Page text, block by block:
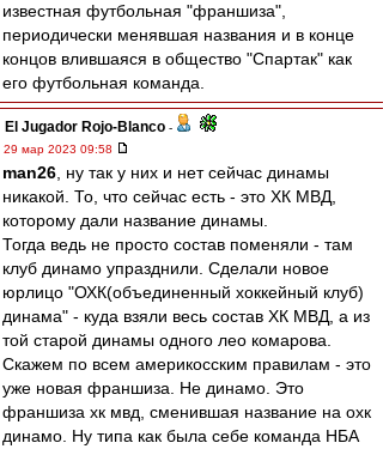
известная футбольная "франшиза",
периодически менявшая названия и в конце
концов влившаяся в общество "Спартак" как
его футбольная команда.
El Jugador Rojo-Blanco -
29 мар 2023 09:58
man26 , ну так у них и нет сейчас динамы
никакой. То, что сейчас есть - это ХК МВД,
которому дали название динамы.
Тогда ведь не просто состав поменяли - там
клуб динамо упразднили. Сделали новое
юрлицо "ОХК(объединенный хоккейный клуб)
динама" - куда взяли весь состав ХК МВД, а из
той старой динамы одного лео комарова.
Скажем по всем америкосским правилам - это
уже новая франшиза. Не динамо. Это
франшиза хк мвд, сменившая название на охк
динамо. Ну типа как была себе команда НБА